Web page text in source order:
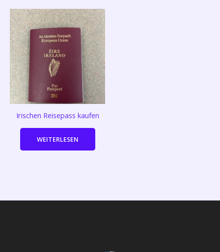
Irischen Reisepass kaufen
WEITERLESEN